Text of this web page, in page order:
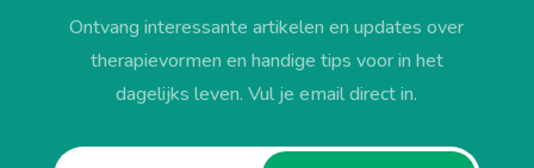
Ontvang interessante artikelen en updates over
therapievormen en handige tips voor in het
dagelijks leven. Vul je email direct in.